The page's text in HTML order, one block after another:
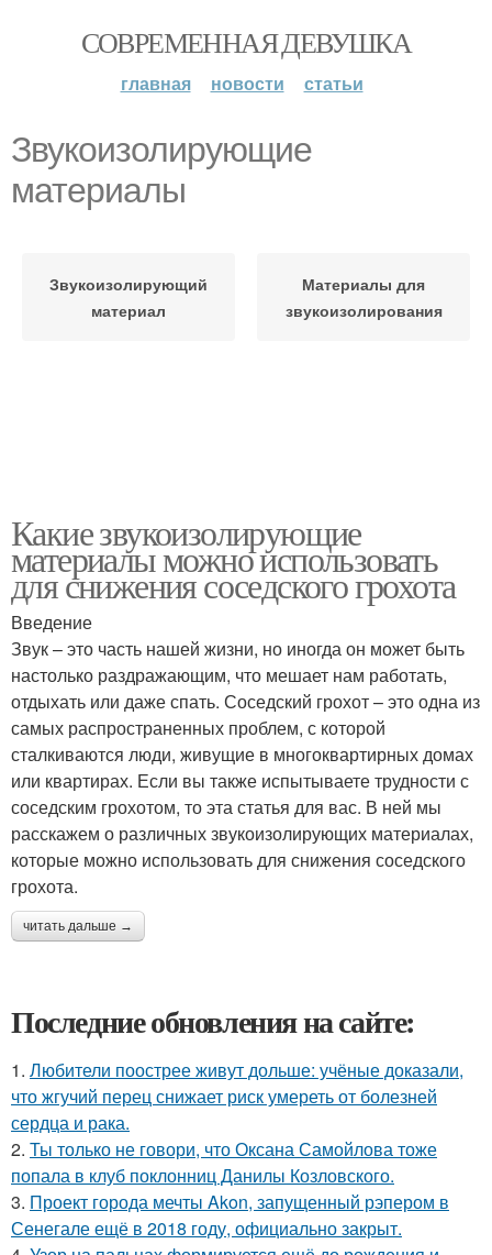
СОВРЕМЕННАЯ ДЕВУШКА
главная новости статьи
Звукоизолирующие
материалы
Звукоизолирующий
материал
Материалы для
звукоизолирования
Какие звукоизолирующие
материалы можно использовать
для снижения соседского грохота
Введение
Звук – это часть нашей жизни, но иногда он может быть
настолько раздражающим, что мешает нам работать,
отдыхать или даже спать. Соседский грохот – это одна из
самых распространенных проблем, с которой
сталкиваются люди, живущие в многоквартирных домах
или квартирах. Если вы также испытываете трудности с
соседским грохотом, то эта статья для вас. В ней мы
расскажем о различных звукоизолирующих материалах,
которые можно использовать для снижения соседского
грохота.
читать дальше →
Последние обновления на сайте:
1. Любители поострее живут дольше: учёные доказали,
что жгучий перец снижает риск умереть от болезней
сердца и рака.
2. Ты только не говори, что Оксана Самойлова тоже
попала в клуб поклонниц Данилы Козловского.
3. Проект города мечты Akon, запущенный рэпером в
Сенегале ещё в 2018 году, официально закрыт.